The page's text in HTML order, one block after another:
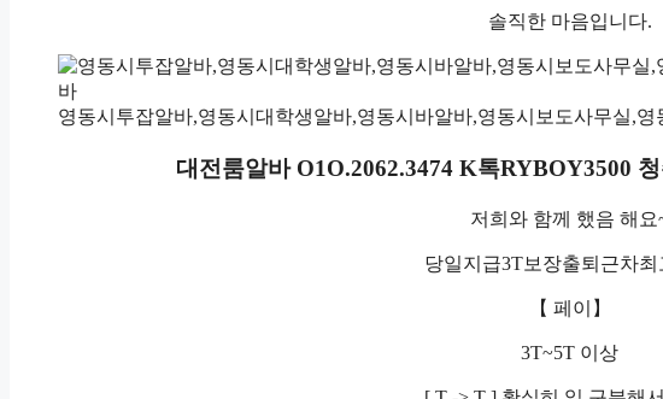
솔직한 마음입니다.
영동시투잡알바,영동시대학생알바,영동시바알바,영동시보도사무실,
대전룸알바 O1O.2062.3474 K톡RYBOY3500
저희와 함께 했음 해요
당일지급3T보장출퇴근차최
【 페이】
3T~5T 이상